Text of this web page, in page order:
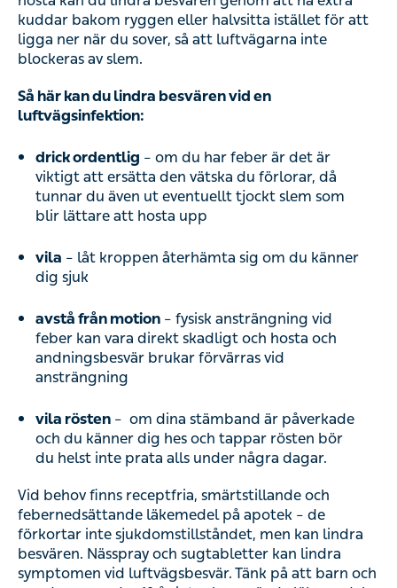
kuddar bakom ryggen eller halvsitta istället för att
ligga ner när du sover, så att luftvägarna inte
blockeras av slem.
Så här kan du lindra besvären vid en
luftvägsinfektion:
drick ordentlig – om du har feber är det är
viktigt att ersätta den vätska du förlorar, då
tunnar du även ut eventuellt tjockt slem som
blir lättare att hosta upp
vila – låt kroppen återhämta sig om du känner
dig sjuk
avstå från motion – fysisk ansträngning vid
feber kan vara direkt skadligt och hosta och
andningsbesvär brukar förvärras vid
ansträngning
vila rösten – om dina stämband är påverkade
och du känner dig hes och tappar rösten bör
du helst inte prata alls under några dagar.
Vid behov finns receptfria, smärtstillande och
febernedsättande läkemedel på apotek – de
förkortar inte sjukdomstillståndet, men kan lindra
besvären. Nässpray och sugtabletter kan lindra
symptomen vid luftvägsbesvär. Tänk på att barn och